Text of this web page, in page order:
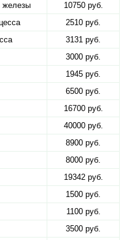
железы
10750 руб.
2510 руб.
3131 руб.
3000 руб.
1945 руб.
6500 руб.
16700 руб.
40000 руб.
8900 руб.
8000 руб.
19342 руб.
1500 руб.
1100 руб.
3500 руб.